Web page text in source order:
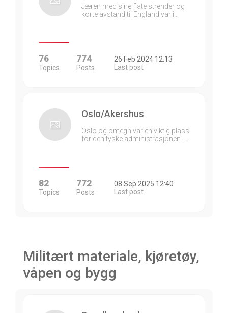
Jæren med sine flate strender og
korte avstand til England var i…
76
Topics
774
Posts
26 Feb 2024 12:13
Last post
Oslo/Akershus
Oslo og omegn var en viktig plass
for den tyske administrasjonen i…
82
Topics
772
Posts
08 Sep 2025 12:40
Last post
Militært materiale, kjøretøy,
våpen og bygg